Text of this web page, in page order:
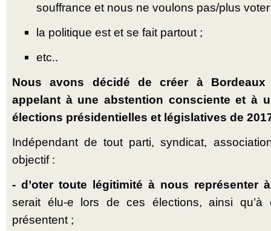
souffrance et nous ne voulons pas/plus
la politique est et se fait partout ;
etc..
Nous avons décidé de créer à
appelant à une abstention consciente et à
élections présidentielles et législatives de
Indépendant de tout parti, syndicat,
objectif :
- d’oter toute légitimité à nous représenter
serait élu-e lors de ces élections, ainsi qu’à
présentent ;